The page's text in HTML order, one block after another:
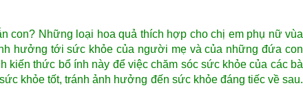
con? Những loại hoa quả thích hợp cho chị em phụ nữ vùa
hưởng tới sức khỏe của người mẹ và của những đứa con
kiến thức bổ ính này để việc chăm sóc sức khỏe của các bà
khỏe tốt, tránh ảnh hưởng đến sức khỏe đáng tiếc về sau.